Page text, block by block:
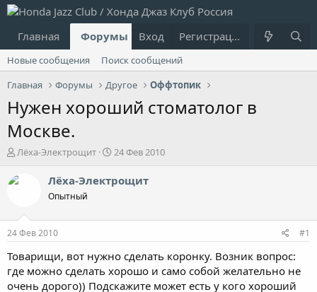
Главная Форумы Что нового?
Вход Регистрация
Новые сообщения
Поиск сообщений
Главная
Форумы Другое Оффтопик
Нужен хороший стоматолог в
Москве.
А
т
е
м
ы
Лёха-Электрощит
Д
т
а
л
24 Фев 2010
Лёха-Электрощит
Опытный
24 Фев 2010 #1
Товарищи, вот нужно сделать коронку. Возник вопрос:
где можно сделать хорошо и само собой желательно не
очень дорого)) Подскажите может есть у кого хороший